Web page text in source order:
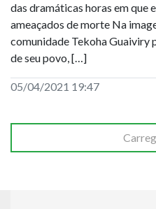
das dramáticas horas em que
ameaçados de morte Na
comunidade Tekoha
de seu povo, […]
05/04/2021 19:47